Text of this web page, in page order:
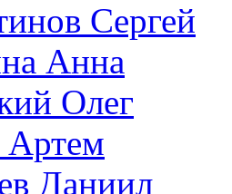
Сергей
Анна
Олег
Артем
Даниил